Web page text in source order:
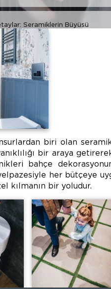
Seramiklerin Büyüsü
biri olan
bir araya
bahçe
her bütçeye
kılmanın bir yoludur.